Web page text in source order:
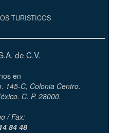
TURISTICOS
de C.V.
en
145-C, Colonia Centro.
C. P. 28000.
/ Fax:
84 48